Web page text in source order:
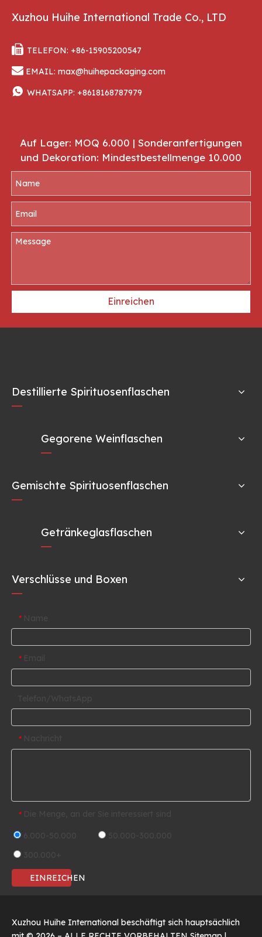
Xuzhou Huihe International Trade Co., LTD
 TELEFON: +86-15905200547
 EMAIL: max@huihepackaging.com
 WHATSAPP: +8618168787979
Auf Lager: MOQ 6.000 | Sonderanfertigungen
und Dekoration: Mindestbestellmenge 10.000
Einreichen
Destillierte Spirituosenflaschen
Gegorene Weinflaschen
Gemischte Spirituosenflaschen
Getränkeglasflaschen
Verschlüsse und Boxen
*
*
*
*
EINREICHEN
Xuzhou Huihe International beschäftigt sich hauptsächlich